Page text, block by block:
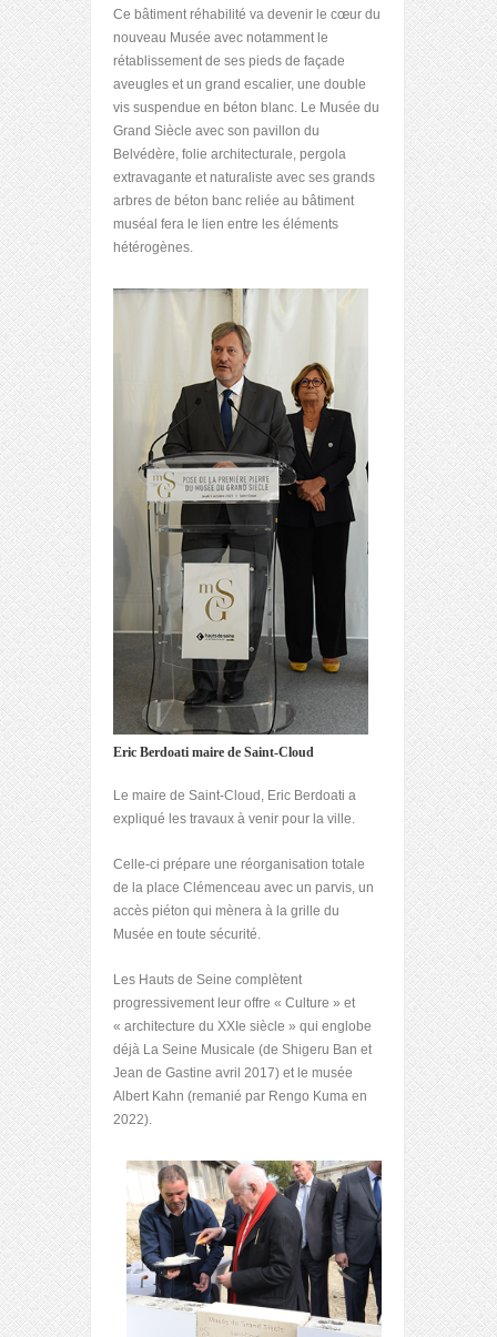
Ce bâtiment réhabilité va devenir le cœur du
nouveau Musée avec notamment le
rétablissement de ses pieds de façade
aveugles et un grand escalier, une double
vis suspendue en béton blanc. Le Musée du
Grand Siècle avec son pavillon du
Belvédère, folie architecturale, pergola
extravagante et naturaliste avec ses grands
arbres de béton banc reliée au bâtiment
muséal fera le lien entre les éléments
hétérogènes.
Eric Berdoati maire de Saint-Cloud
Le maire de Saint-Cloud, Eric Berdoati a
expliqué les travaux à venir pour la ville.
Celle-ci prépare une réorganisation totale
de la place Clémenceau avec un parvis, un
accès piéton qui mènera à la grille du
Musée en toute sécurité.
Les Hauts de Seine complètent
progressivement leur offre « Culture » et
« architecture du XXIe siècle » qui englobe
déjà La Seine Musicale (de Shigeru Ban et
Jean de Gastine avril 2017) et le musée
Albert Kahn (remanié par Rengo Kuma en
2022).